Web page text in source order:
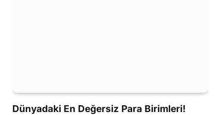
Dünyadaki En Değersiz Para Birimleri!